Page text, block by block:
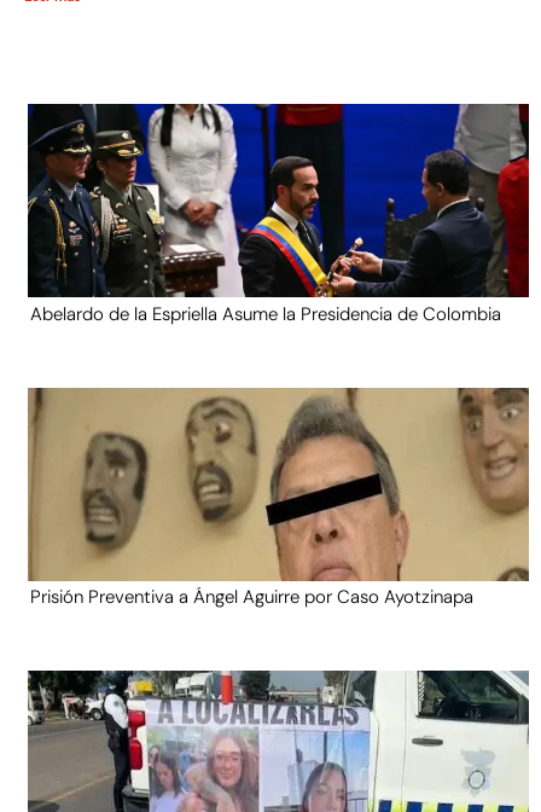
Abelardo de la Espriella Asume la Presidencia de Colombia
Prisión Preventiva a Ángel Aguirre por Caso Ayotzinapa